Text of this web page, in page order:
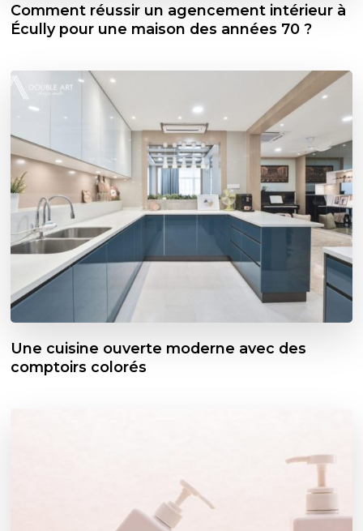
Comment réussir un agencement intérieur à
Écully pour une maison des années 70 ?
Une cuisine ouverte moderne avec des
comptoirs colorés